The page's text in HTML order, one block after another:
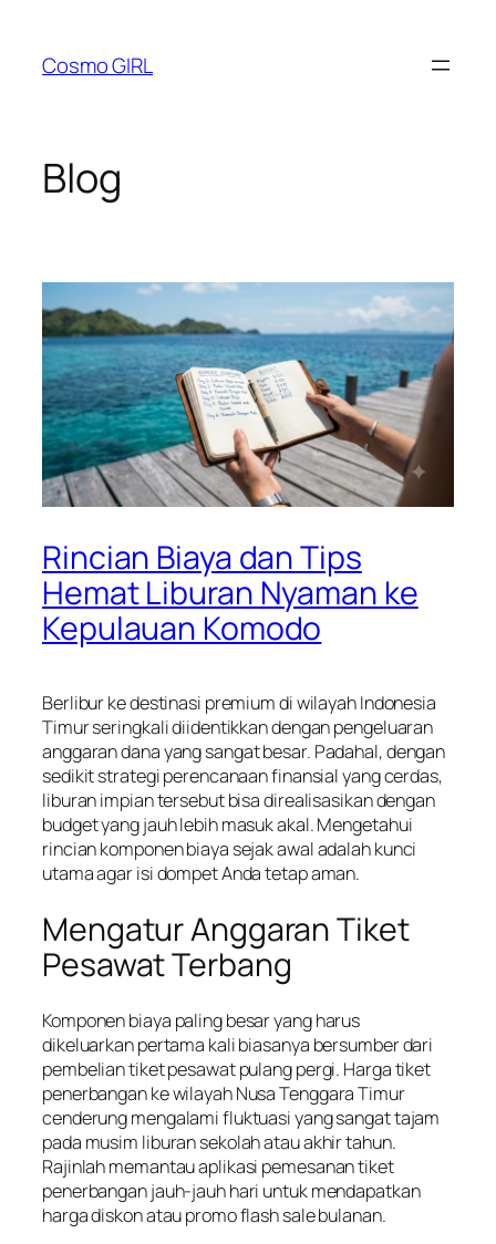
konten
Cosmo GIRL
Blog
Rincian Biaya dan Tips
Hemat Liburan Nyaman ke
Kepulauan Komodo
Berlibur ke destinasi premium di wilayah Indonesia
Timur seringkali diidentikkan dengan pengeluaran
anggaran dana yang sangat besar. Padahal, dengan
sedikit strategi perencanaan finansial yang cerdas,
liburan impian tersebut bisa direalisasikan dengan
budget yang jauh lebih masuk akal. Mengetahui
rincian komponen biaya sejak awal adalah kunci
utama agar isi dompet Anda tetap aman.
Mengatur Anggaran Tiket
Pesawat Terbang
Komponen biaya paling besar yang harus
dikeluarkan pertama kali biasanya bersumber dari
pembelian tiket pesawat pulang pergi. Harga tiket
penerbangan ke wilayah Nusa Tenggara Timur
cenderung mengalami fluktuasi yang sangat tajam
pada musim liburan sekolah atau akhir tahun.
Rajinlah memantau aplikasi pemesanan tiket
penerbangan jauh-jauh hari untuk mendapatkan
harga diskon atau promo flash sale bulanan.